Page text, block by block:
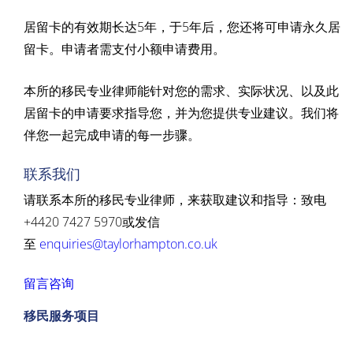
居留卡的有效期长达5年，于5年后，您还将可申请永久居
留卡。申请者需支付小额申请费用。
本所的移民专业律师能针对您的需求、实际状况、以及此
居留卡的申请要求指导您，并为您提供专业建议。我们将
伴您一起完成申请的每一步骤。
联系我们
请联系本所的移民专业律师，来获取建议和指导：致电
+4420 7427 5970或发信
至 enquiries@taylorhampton.co.uk
留言咨询
移民服务项目